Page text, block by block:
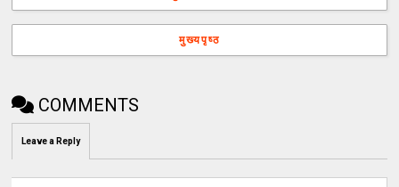
मुख्यपृष्ठ
COMMENTS
Leave a Reply